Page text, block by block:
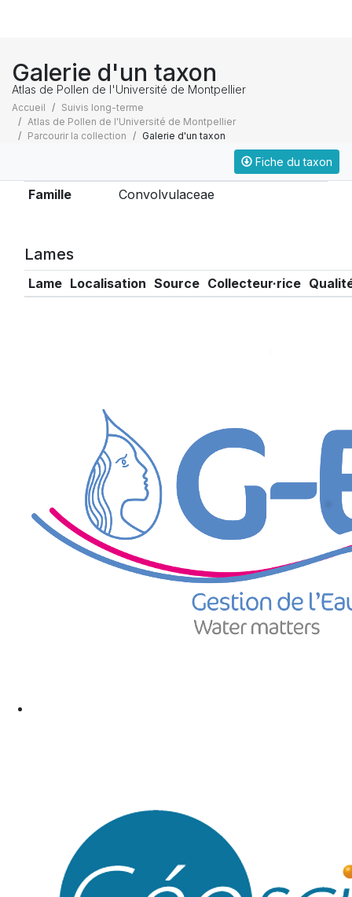
Galerie d'un taxon
Atlas de Pollen de l'Université de Montpellier
Accueil
Suivis long-terme
Atlas de Pollen de l'Université de Montpellier
Parcourir la collection
Galerie d'un taxon
Fiche du taxon
Famille Convolvulaceae
Lames
Lame Localisation Source Collecteur·rice